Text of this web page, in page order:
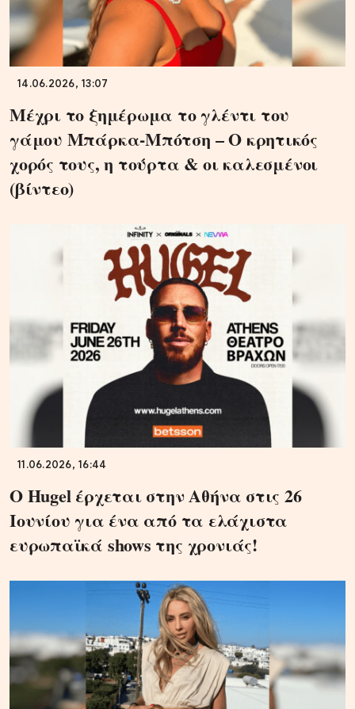
14.06.2026, 13:07
Μέχρι το ξημέρωμα το γλέντι του
γάμου Μπάρκα-Μπότση – Ο κρητικός
χορός τους, η τούρτα & οι καλεσμένοι
(βίντεο)
11.06.2026, 16:44
Ο Hugel έρχεται στην Αθήνα στις 26
Ιουνίου για ένα από τα ελάχιστα
ευρωπαϊκά shows της χρονιάς!